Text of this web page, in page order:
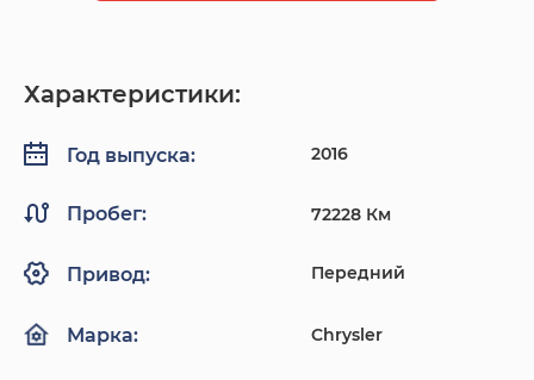
Характеристики:
Год выпуска: 2016
Пробег: 72228 Км
Привод: Передний
Марка: Chrysler